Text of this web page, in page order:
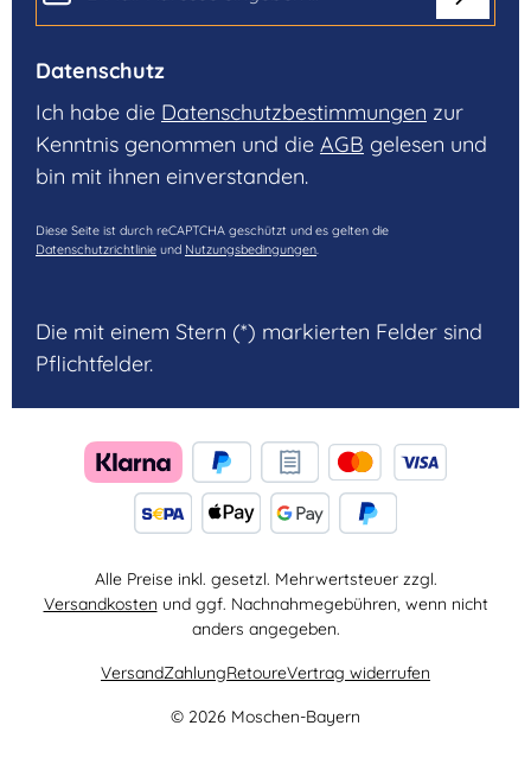
Datenschutz
Ich habe die Datenschutzbestimmungen zur
Kenntnis genommen und die AGB gelesen und
bin mit ihnen einverstanden.
Diese Seite ist durch reCAPTCHA geschützt und es gelten die
Datenschutzrichtlinie und Nutzungsbedingungen.
Die mit einem Stern (*) markierten Felder sind
Pflichtfelder.
Alle Preise inkl. gesetzl. Mehrwertsteuer zzgl.
Versandkosten und ggf. Nachnahmegebühren, wenn nicht
anders angegeben.
© 2026 Moschen-Bayern
VersandZahlungRetoureVertrag widerrufen